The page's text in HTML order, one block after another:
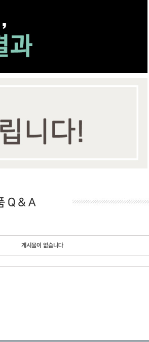
게시물이 없습니다